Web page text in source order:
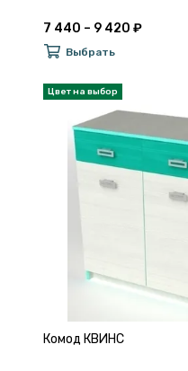
7 440 – 9 420 ₽
Выбрать
Комод КВИНС